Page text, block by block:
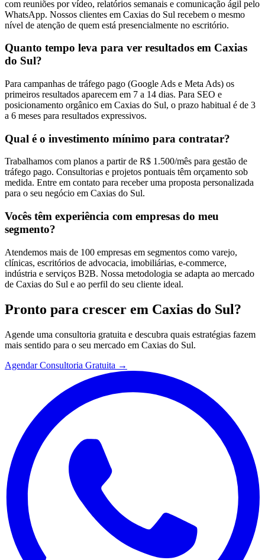
com reuniões por vídeo, relatórios semanais e comunicação ágil pelo
WhatsApp. Nossos clientes em Caxias do Sul recebem o mesmo
nível de atenção de quem está presencialmente no escritório.
Quanto tempo leva para ver resultados em Caxias
do Sul?
Para campanhas de tráfego pago (Google Ads e Meta Ads) os
primeiros resultados aparecem em 7 a 14 dias. Para SEO e
posicionamento orgânico em Caxias do Sul, o prazo habitual é de 3
a 6 meses para resultados expressivos.
Qual é o investimento mínimo para contratar?
Trabalhamos com planos a partir de R$ 1.500/mês para gestão de
tráfego pago. Consultorias e projetos pontuais têm orçamento sob
medida. Entre em contato para receber uma proposta personalizada
para o seu negócio em Caxias do Sul.
Vocês têm experiência com empresas do meu
segmento?
Atendemos mais de 100 empresas em segmentos como varejo,
clínicas, escritórios de advocacia, imobiliárias, e-commerce,
indústria e serviços B2B. Nossa metodologia se adapta ao mercado
de Caxias do Sul e ao perfil do seu cliente ideal.
Pronto para crescer em Caxias do Sul?
Agende uma consultoria gratuita e descubra quais estratégias fazem
mais sentido para o seu mercado em Caxias do Sul.
Agendar Consultoria Gratuita →